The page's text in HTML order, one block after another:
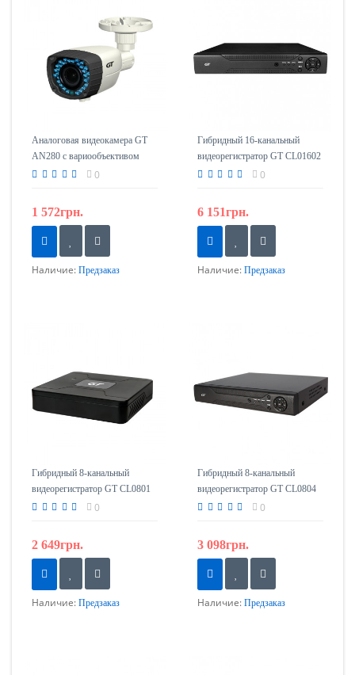
Аналоговая видеокамера GT
AN280 с вариообъективом
0
1 572грн.
Наличие: Предзаказ
Гибридный 16-канальный
видеорегистратор GT CL01602
0
6 151грн.
Наличие: Предзаказ
Гибридный 8-канальный
видеорегистратор GT CL0801
0
2 649грн.
Наличие: Предзаказ
Гибридный 8-канальный
видеорегистратор GT CL0804
0
3 098грн.
Наличие: Предзаказ